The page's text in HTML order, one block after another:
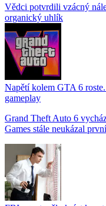
Vědci potvrdili vzácný
organický uhlík
Napětí kolem GTA 6
gameplay
Grand Theft Auto 6
Games stále neukázal